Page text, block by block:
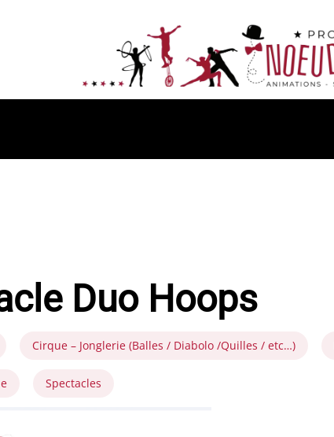
Duo Hoops
Cirque – Jonglerie (Balles / Diabolo /Quilles / etc…)
Spectacles